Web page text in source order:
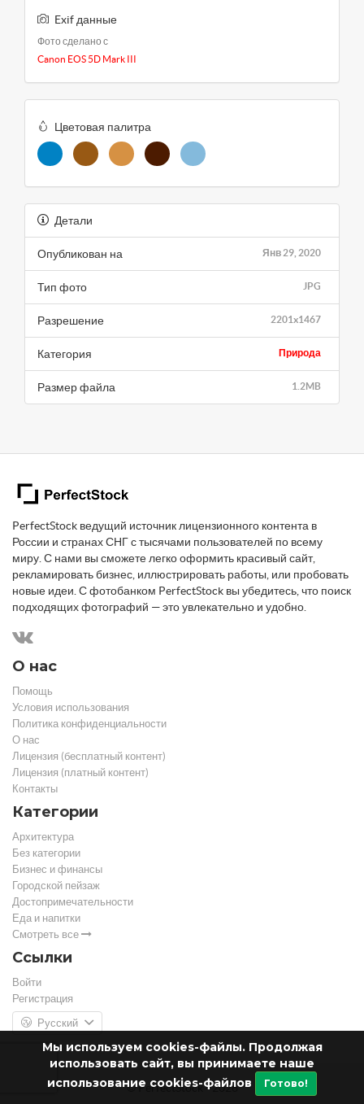
Мы используем cookies-файлы. Продолжая
использовать сайт, вы принимаете наше
использование cookies-файлов
Готово!
Exif данные
Фото сделано с
Canon EOS 5D Mark III
Цветовая палитра
Детали
Янв 29, 2020
Опубликован на
JPG
Тип фото
2201x1467
Разрешение
Природа
Категория
1.2MB
Размер файла
PerfectStock ведущий источник лицензионного контента в
России и странах СНГ с тысячами пользователей по всему
миру. С нами вы сможете легко оформить красивый сайт,
рекламировать бизнес, иллюстрировать работы, или пробовать
новые идеи. С фотобанком PerfectStock вы убедитесь, что поиск
подходящих фотографий — это увлекательно и удобно.
О нас
Помощь
Условия использования
Политика конфиденциальности
О нас
Лицензия (бесплатный контент)
Лицензия (платный контент)
Контакты
Категории
Архитектура
Без категории
Бизнес и финансы
Городской пейзаж
Достопримечательности
Еда и напитки
Смотреть все
Ссылки
Войти
Регистрация
Русский
© PerfectStock - 2026